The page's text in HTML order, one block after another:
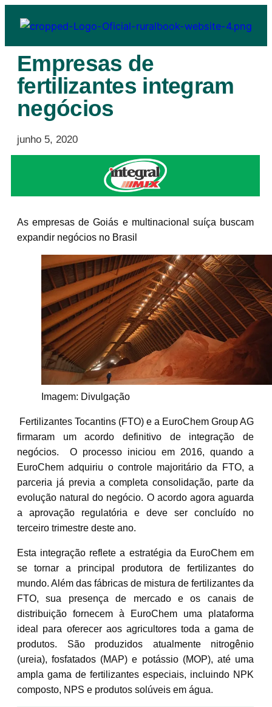
Empresas de
fertilizantes integram
negócios
junho 5, 2020
As empresas de Goiás e multinacional suíça buscam
expandir negócios no Brasil
Imagem: Divulgação
Fertilizantes Tocantins (FTO) e a EuroChem Group AG
firmaram um acordo definitivo de integração de
negócios. O processo iniciou em 2016, quando a
EuroChem adquiriu o controle majoritário da FTO, a
parceria já previa a completa consolidação, parte da
evolução natural do negócio. O acordo agora aguarda
a aprovação regulatória e deve ser concluído no
terceiro trimestre deste ano.
Esta integração reflete a estratégia da EuroChem em
se tornar a principal produtora de fertilizantes do
mundo. Além das fábricas de mistura de fertilizantes da
FTO, sua presença de mercado e os canais de
distribuição fornecem à EuroChem uma plataforma
ideal para oferecer aos agricultores toda a gama de
produtos. São produzidos atualmente nitrogênio
(ureia), fosfatados (MAP) e potássio (MOP), até uma
ampla gama de fertilizantes especiais, incluindo NPK
composto, NPS e produtos solúveis em água.